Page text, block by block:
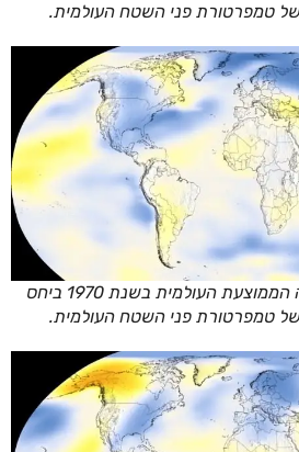
טמפרטורת פני השטח העולמית.
ההפרש בין הטמפרטורה הממוצעת העולמית בשנת 1970 ביחס
טמפרטורת פני השטח העולמית.